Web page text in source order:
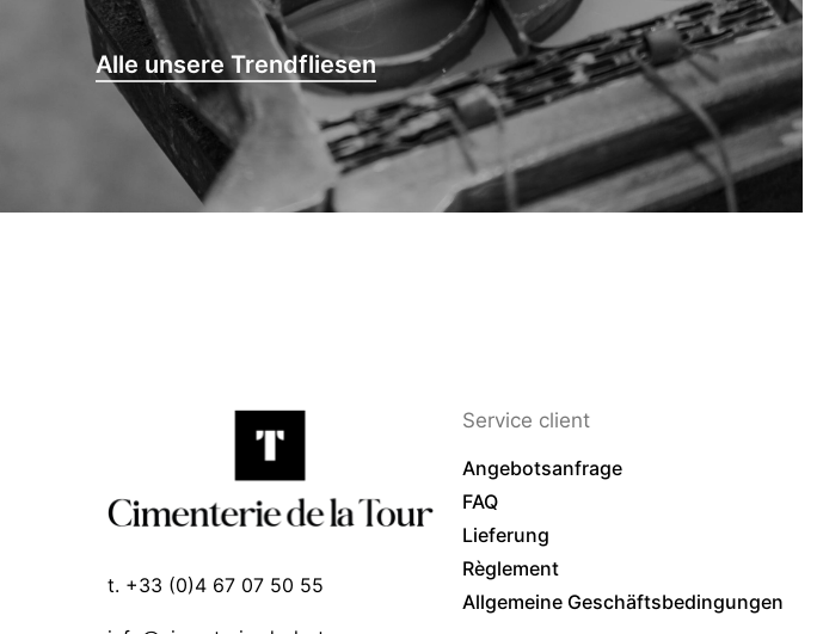
Alle unsere Trendfliesen
t. +33 (0)4 67 07 50 55
Service client
Angebotsanfrage
FAQ
Lieferung
Règlement
Allgemeine Geschäftsbedingungen